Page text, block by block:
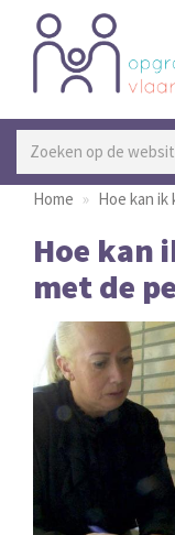
Home Hoe kan
Hoe kan
met de